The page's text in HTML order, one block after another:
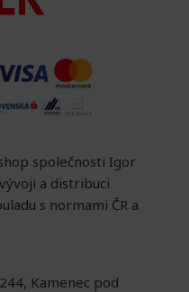
společnosti Igor
a distribuci
s normami ČR a
Kamenec pod